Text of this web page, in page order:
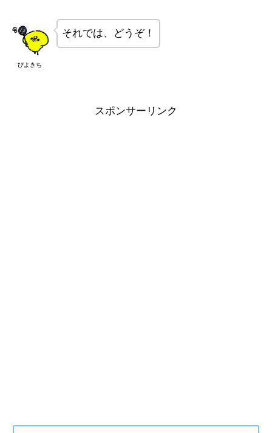
ぴよきち
それでは、どうぞ！
スポンサーリンク